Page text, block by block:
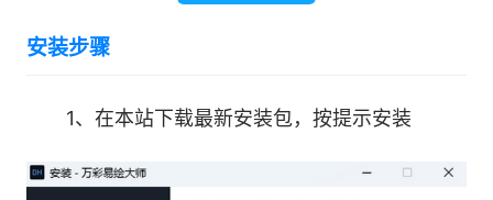
选择模板，轻松两步，让您在家也能拍写真大片。
3、老照片修复(即将上线，敬请期待)：AI帮您
节，重拾逝去的时光美好瞬间。
安装步骤
1、在本站下载最新安装包，按提示安装